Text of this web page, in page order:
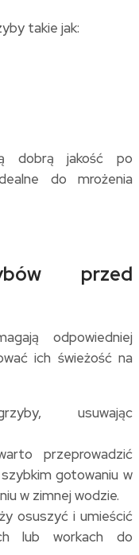
takie jak:
dobrą jakość po
do mrożenia
przed
odpowiedniej
ich świeżość na
usuwając
przeprowadzić
gotowaniu w
w zimnej wodzie.
osuszyć i umieścić
lub workach do